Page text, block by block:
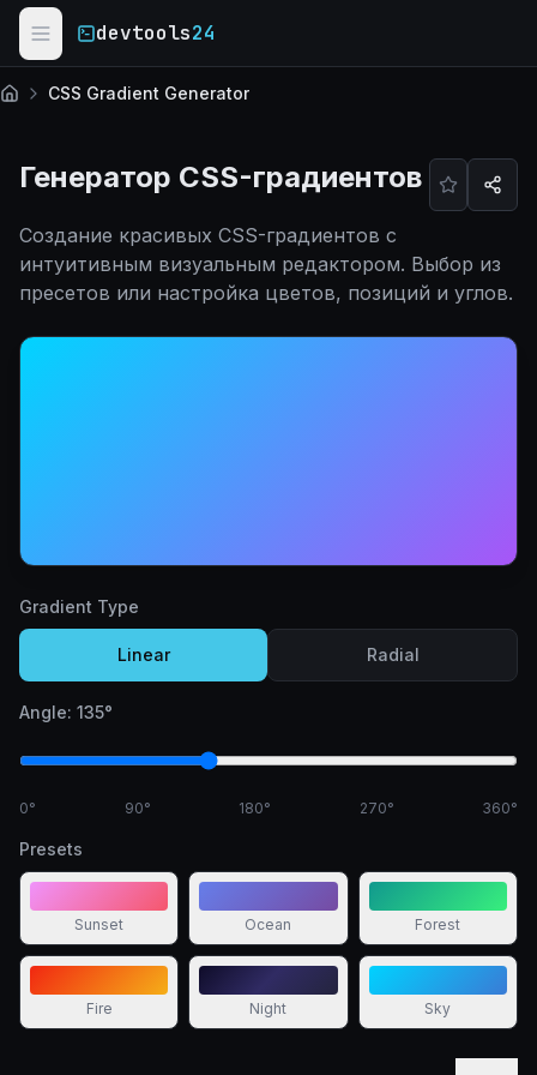
Skip to main content
devtools24
ГлавнаяCSS Gradient Generator
Генератор CSS-градиентов
Создание красивых CSS-градиентов с
интуитивным визуальным редактором. Выбор из
пресетов или настройка цветов, позиций и углов.
Gradient Type
Linear Radial
Angle: 135°
0° 90° 180° 270° 360°
Presets
Sunset Ocean Forest
Fire Night Sky